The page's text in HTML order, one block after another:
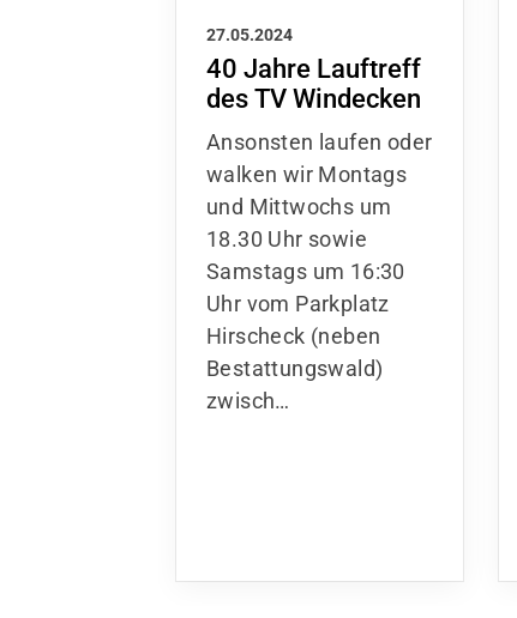
27.05.2024
40 Jahre Lauftreff
des TV Windecken
Ansonsten laufen oder
walken wir Montags
und Mittwochs um
18.30 Uhr sowie
Samstags um 16:30
Uhr vom Parkplatz
Hirscheck (neben
Bestattungswald)
zwisch…